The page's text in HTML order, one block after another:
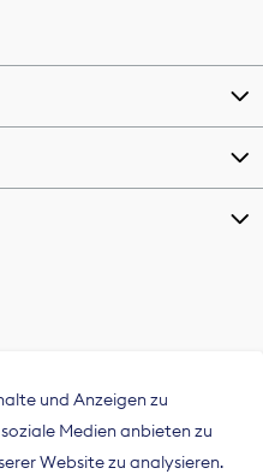
und Anzeigen zu
Medien anbieten zu
Website zu analysieren.